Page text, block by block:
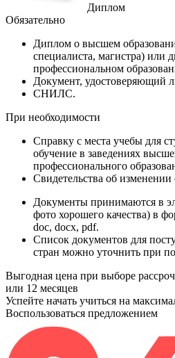
Диплом
Обязательно
Диплом о высшем
специалиста, магистра) или
профессиональном
Документ, удостоверяющий
СНИЛС.
При необходимости
Справку с места учебы для
обучение в заведениях
профессионального
Свидетельства об изменении
Документы принимаются в
фото хорошего качества) в
doc, docx, pdf.
Список документов для
стран можно уточнить при
Выгодная цена при выборе
или 12 месяцев
Успейте начать учиться на
Воспользоваться предложением